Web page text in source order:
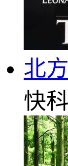
北
快